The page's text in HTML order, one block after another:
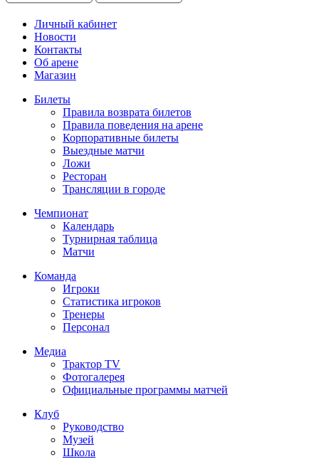
Личный кабинет
Новости
Контакты
Об арене
Магазин
Билеты
Правила возврата билетов
Правила поведения на арене
Корпоративные билеты
Выездные матчи
Ложи
Ресторан
Трансляции в городе
Чемпионат
Календарь
Турнирная таблица
Матчи
Команда
Игроки
Статистика игроков
Тренеры
Персонал
Медиа
Трактор TV
Фотогалерея
Официальные программы матчей
Клуб
Руководство
Музей
Школа